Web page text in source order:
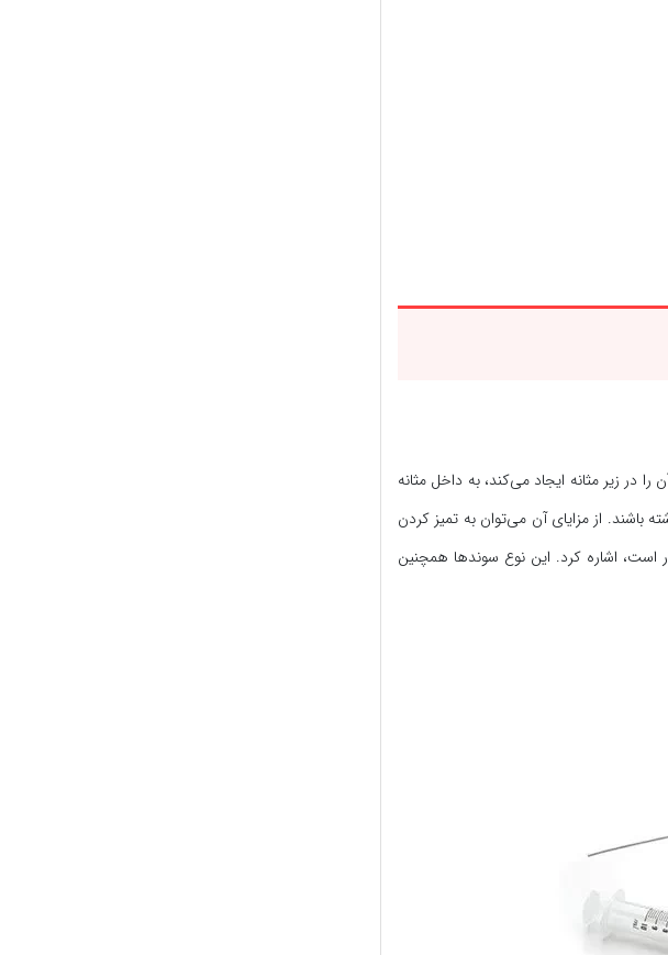
زیر مثانه ایجاد می‌کند، به داخل مثانه
باشند. از مزایای آن می‌توان به تمیز کردن
است، اشاره کرد. این نوع سوندها همچنین